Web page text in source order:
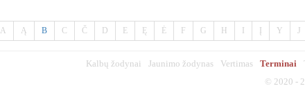
A Ą B C Č D E Ę Ė F G H Y J
Kalbų žodynai Jaunimo žodynas Vertimas Terminai
© 2020 -